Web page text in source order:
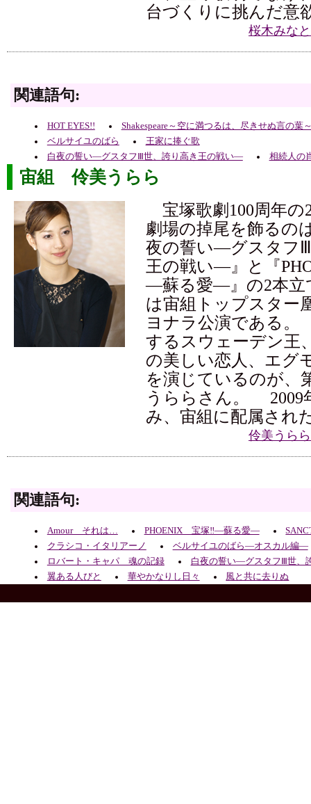
台づくりに挑んだ意
桜木みな
関連語句:
HOT EYES!!
Shakespeare～空に満つるは、尽きせぬ言の葉
ベルサイユのばら
王家に捧ぐ歌
白夜の誓い―グスタフⅢ世、誇り高き王の戦い―
相続人の
宙組 伶美うらら
宝塚歌劇100周年の
劇場の掉尾を飾るの
夜の誓い―グスタフ
王の戦い―』と『
―蘇る愛―』の2本立
は宙組トップスター
ヨナラ公演である
するスウェーデン王
の美しい恋人、エグ
を演じているのが、
うららさん。 2009
み、宙組に配属され
伶美うら
関連語句:
Amour それは… PHOENIX 宝塚‼―蘇る愛―
クラシコ・イタリアーノ
ベルサイユのばら―オスカル編―
ロバート・キャパ 魂の記録
白夜の誓い―グスタフⅢ世、
翼ある人びと
華やかなりし日々 風と共に去りぬ